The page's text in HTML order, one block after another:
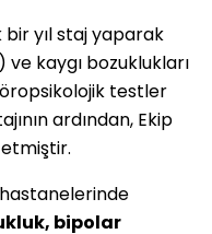
bir yıl staj yaparak
kaygı bozuklukları
testler
ardından, Ekip
bipolar